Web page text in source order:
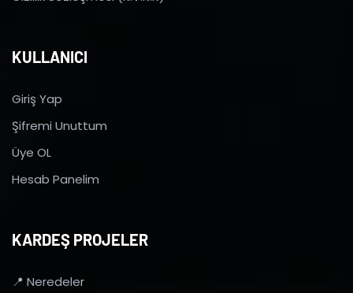
KULLANICI
Giriş Yap
Şifremi Unuttum
Üye OL
Hesab Panelim
KARDEŞ PROJELER
📍 Neredeler